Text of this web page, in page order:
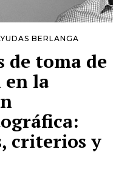
BERLANGA
de toma de
en la
criterios y